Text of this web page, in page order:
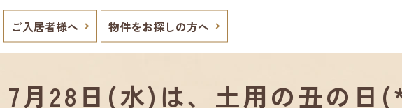
ご入居者様へ 物件をお探しの方へ
7月28日(水)は、土用の丑の日